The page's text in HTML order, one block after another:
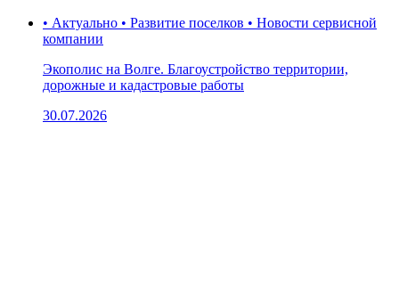
• Актуально • Развитие поселков • Новости сервисной
компании
Экополис на Волге. Благоустройство территории,
дорожные и кадастровые работы
30.07.2026